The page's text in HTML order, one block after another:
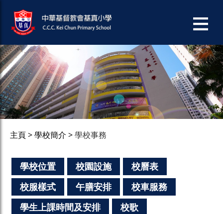
主頁 學校簡介 學校事務
學校位置 校園設施
校曆表
校服樣式
午膳安排
校車服務
學生上課時間及安排
校歌